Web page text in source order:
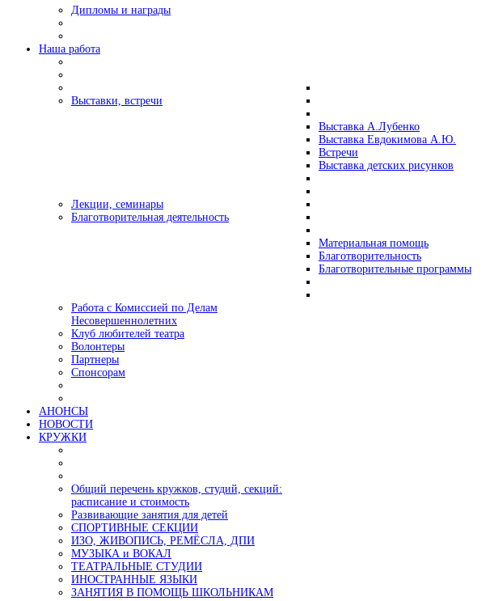
Дипломы и награды
Наша работа
Выставки, встречи
Выставка А.Лубенко
Выставка Евдокимова А.Ю.
Встречи
Выставка детских рисунков
Лекции, семинары
Благотворительная деятельность
Материальная помощь
Благотворительность
Благотворительные программы
Работа с Комиссией по Делам
Несовершеннолетних
Клуб любителей театра
Волонтеры
Партнеры
Спонсорам
АНОНСЫ
НОВОСТИ
КРУЖКИ
Общий перечень кружков, студий, секций:
расписание и стоимость
Развивающие занятия для детей
СПОРТИВНЫЕ СЕКЦИИ
ИЗО, ЖИВОПИСЬ, РЕМЁСЛА, ДПИ
МУЗЫКА и ВОКАЛ
ТЕАТРАЛЬНЫЕ СТУДИИ
ИНОСТРАННЫЕ ЯЗЫКИ
ЗАНЯТИЯ В ПОМОЩЬ ШКОЛЬНИКАМ